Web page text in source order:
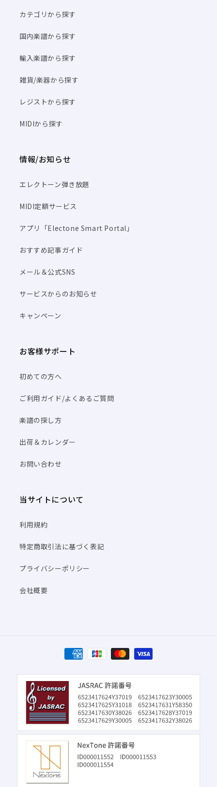
カテゴリから探す
国内楽譜から探す
輸入楽譜から探す
雑貨/楽器から探す
レジストから探す
MIDIから探す
情報/お知らせ
エレクトーン弾き放題
MIDI定額サービス
アプリ「Electone Smart Portal」
おすすめ記事ガイド
メール＆公式SNS
サービスからのお知らせ
キャンペーン
お客様サポート
初めての方へ
ご利用ガイド/よくあるご質問
楽譜の探し方
出荷＆カレンダー
お問い合わせ
当サイトについて
利用規約
特定商取引法に基づく表記
プライバシーポリシー
会社概要
決
済
方
法